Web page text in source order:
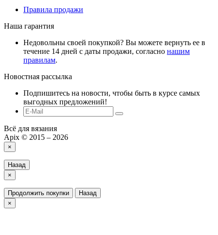
Правила продажи
Наша гарантия
Недовольны своей покупкой? Вы можете вернуть ее в
течение 14 дней с даты продажи, согласно нашим
правилам.
Новостная рассылка
Подпишитесь на новости, чтобы быть в курсе самых
выгодных предложений!
Всё для вязания
Apix © 2015 – 2026
×
Назад
×
Продолжить покупки
Назад
×